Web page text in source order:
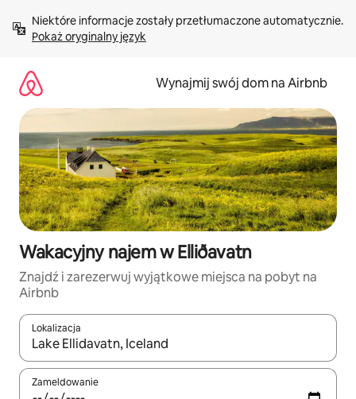
treści Pokaż oryginalny język
Wynajmij swój dom na Airbnb
Wakacyjny najem w Elliðavatn
Znajdź i zarezerwuj wyjątkowe miejsca na pobyt na
Airbnb
Lokalizacja
Gdy wyniki będą dostępne, możesz poruszać się po nich za
Zameldowanie